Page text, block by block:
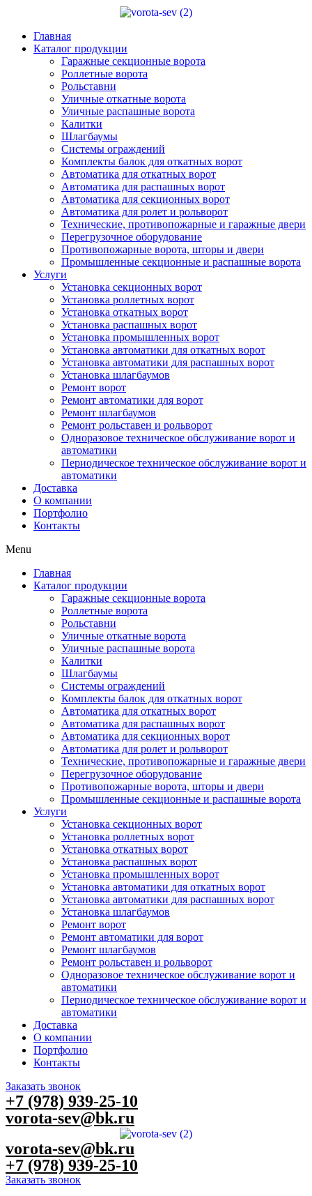
Главная
Каталог продукции
Гаражные секционные ворота
Роллетные ворота
Рольставни
Уличные откатные ворота
Уличные распашные ворота
Калитки
Шлагбаумы
Системы ограждений
Комплекты балок для откатных ворот
Автоматика для откатных ворот
Автоматика для распашных ворот
Автоматика для секционных ворот
Автоматика для ролет и рольворот
Технические, противопожарные и гаражные двери
Перегрузочное оборудование
Противопожарные ворота, шторы и двери
Промышленные секционные и распашные ворота
Услуги
Установка секционных ворот
Установка роллетных ворот
Установка откатных ворот
Установка распашных ворот
Установка промышленных ворот
Установка автоматики для откатных ворот
Установка автоматики для распашных ворот
Установка шлагбаумов
Ремонт ворот
Ремонт автоматики для ворот
Ремонт шлагбаумов
Ремонт рольставен и рольворот
Одноразовое техническое обслуживание ворот и
автоматики
Периодическое техническое обслуживание ворот и
автоматики
Доставка
О компании
Портфолио
Контакты
Menu
Главная
Каталог продукции
Гаражные секционные ворота
Роллетные ворота
Рольставни
Уличные откатные ворота
Уличные распашные ворота
Калитки
Шлагбаумы
Системы ограждений
Комплекты балок для откатных ворот
Автоматика для откатных ворот
Автоматика для распашных ворот
Автоматика для секционных ворот
Автоматика для ролет и рольворот
Технические, противопожарные и гаражные двери
Перегрузочное оборудование
Противопожарные ворота, шторы и двери
Промышленные секционные и распашные ворота
Услуги
Установка секционных ворот
Установка роллетных ворот
Установка откатных ворот
Установка распашных ворот
Установка промышленных ворот
Установка автоматики для откатных ворот
Установка автоматики для распашных ворот
Установка шлагбаумов
Ремонт ворот
Ремонт автоматики для ворот
Ремонт шлагбаумов
Ремонт рольставен и рольворот
Одноразовое техническое обслуживание ворот и
автоматики
Периодическое техническое обслуживание ворот и
автоматики
Доставка
О компании
Портфолио
Контакты
Заказать звонок
+7 (978) 939-25-10
vorota-sev@bk.ru
vorota-sev@bk.ru
+7 (978) 939-25-10
Заказать звонок